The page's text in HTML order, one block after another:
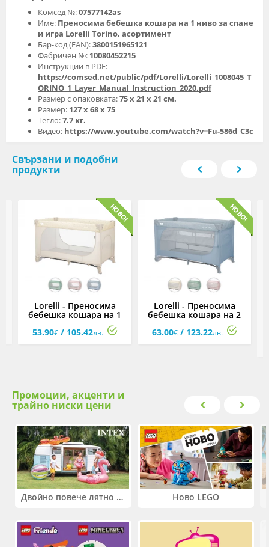
Комсед №:07577142as
Име: Преносима бебешка кошара на 1 ниво за спане
и игра Lorelli Torino, асортимент
Бар-код (EAN):3800151965121
Фабричен №: 10080452215
Инструкции в PDF:
https://comsed.net/public/pdf/Lorelli/Lorelli_1008045_T
ORINO_1_Layer_Manual_Instruction_2020.pdf
Размер с опаковката:75 х 21 х 21 см.
Размер: 127 х 68 х 75
Тегло:7.7 кг.
Видео: https://www.youtube.com/watch?v=Fu-586d_C3c
Свързани и подобни
продукти
Lorelli - Преносима
бебешка кошара на 1
ниво за спане и игра и
лесно сгъване с едно
53.90€/ 105.42лв.
Lorelli - Преносима
бебешка кошара на 2
нива за спане и игра и
лесно сгъване с едно
63.00€/ 123.22лв.
Промоции, акценти и
трайно ниски цени
Двойно повече лятно забавление! Купи 2 продукта INTEX и вземи -33% Ново LEGO